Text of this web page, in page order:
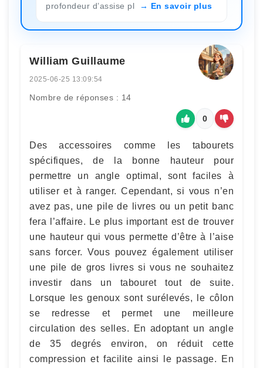
profondeur d’assise pl
En savoir plus
William Guillaume
2025-06-25 13:09:54
Nombre de réponses : 14
0
Des accessoires comme les tabourets
spécifiques, de la bonne hauteur pour
permettre un angle optimal, sont faciles à
utiliser et à ranger. Cependant, si vous n’en
avez pas, une pile de livres ou un petit banc
fera l’affaire. Le plus important est de trouver
une hauteur qui vous permette d’être à l’aise
sans forcer. Vous pouvez également utiliser
une pile de gros livres si vous ne souhaitez
investir dans un tabouret tout de suite.
Lorsque les genoux sont surélevés, le côlon
se redresse et permet une meilleure
circulation des selles. En adoptant un angle
de 35 degrés environ, on réduit cette
compression et facilite ainsi le passage. En